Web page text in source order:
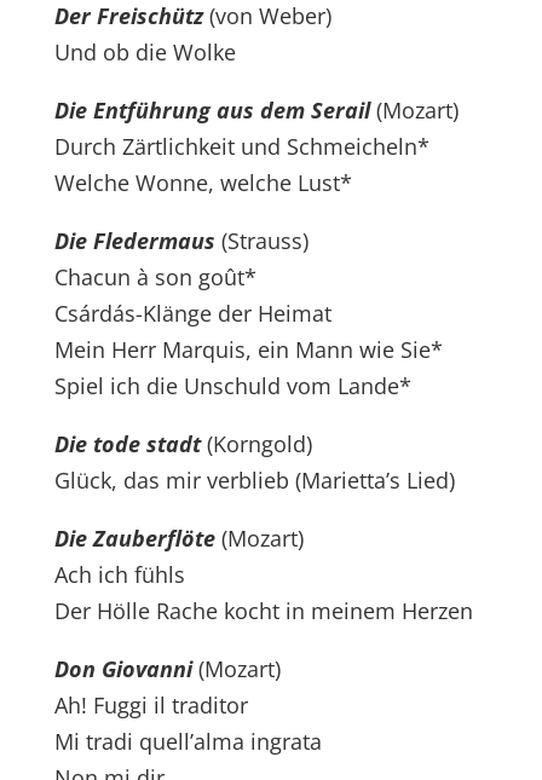
Der Freischütz(von Weber)
Und ob die Wolke
Die Entführung aus dem Serail(Mozart)
Durch Zärtlichkeit und Schmeicheln*
Welche Wonne, welche Lust*
Die Fledermaus (Strauss)
Chacun à son goût*
Csárdás-Klänge der Heimat
Mein Herr Marquis, ein Mann wie Sie*
Spiel ich die Unschuld vom Lande*
Die tode stadt (Korngold)
Glück, das mir verblieb (Marietta’s Lied)
Die Zauberflöte(Mozart)
Ach ich fühls
Der Hölle Rache kocht in meinem Herzen
Don Giovanni(Mozart)
Ah! Fuggi il traditor
Mi tradi quell’alma ingrata